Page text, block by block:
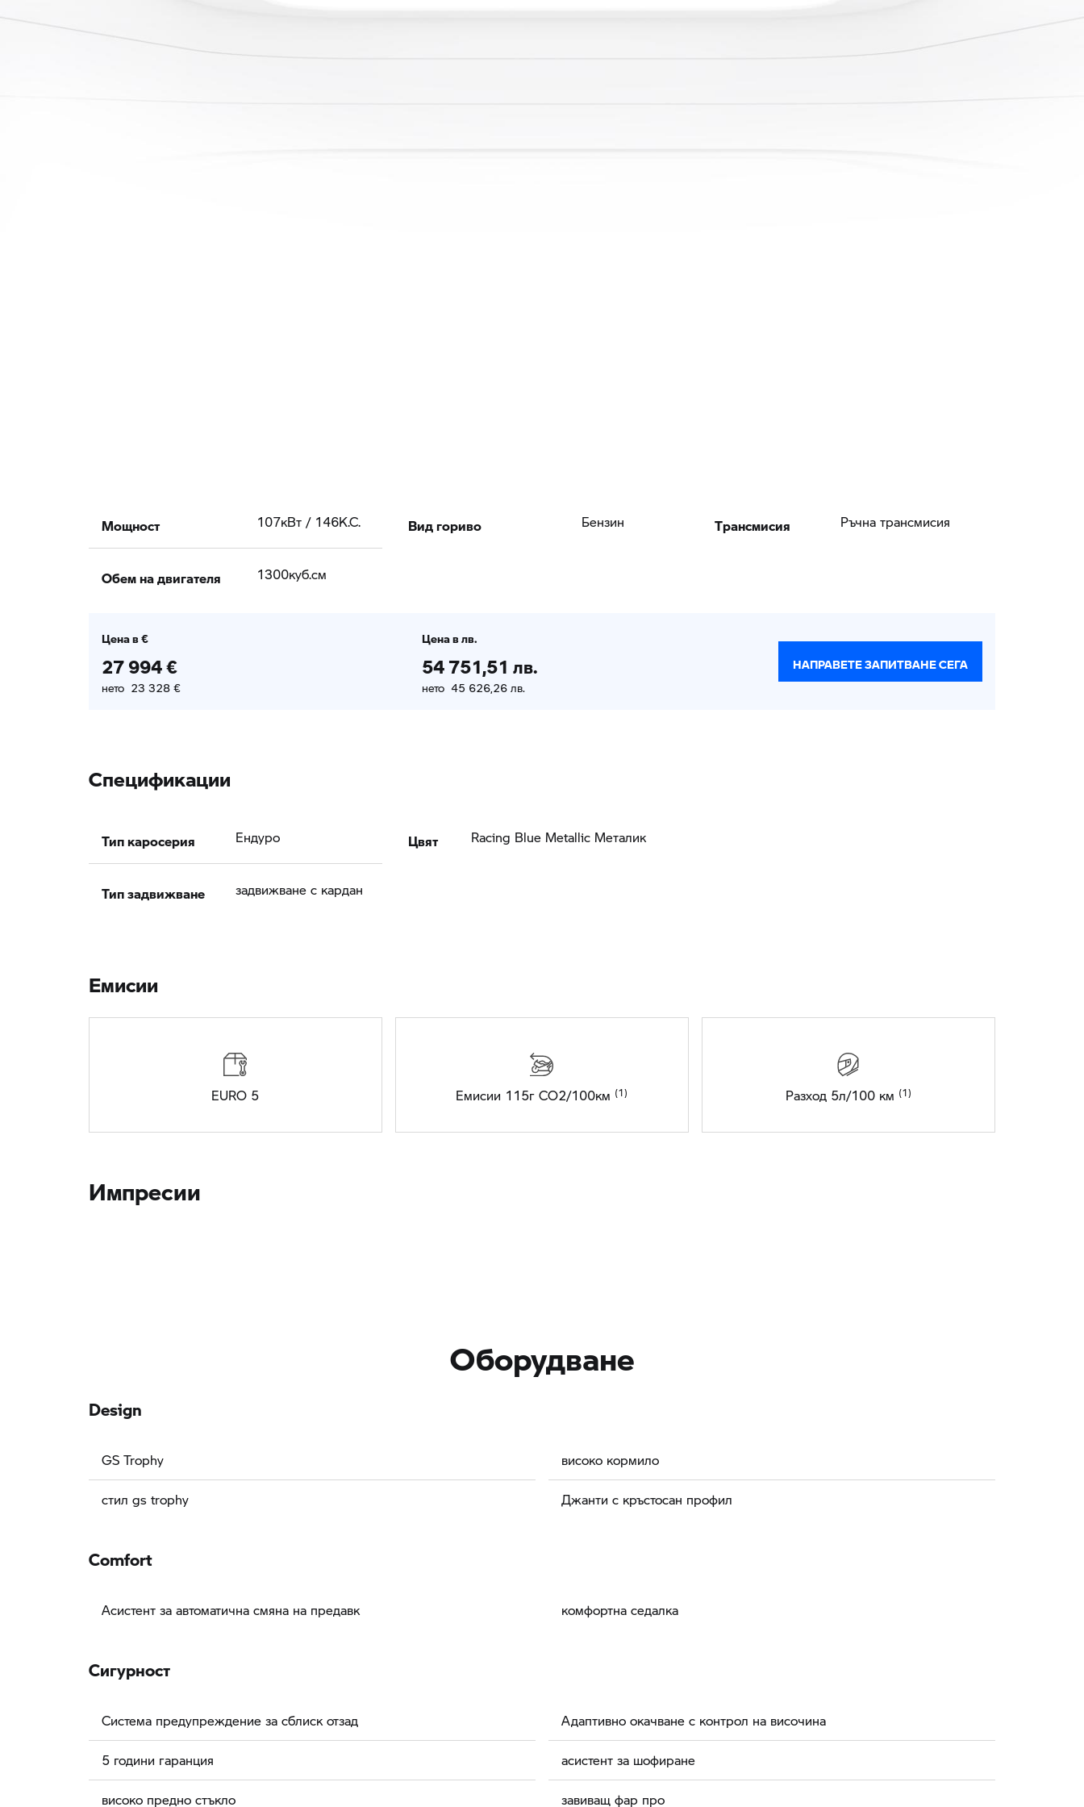
Мощност 107кВт / 146К.С.
Обем на двигателя 1300куб.cм
Вид гориво Бензин Tрансмисия Ръчна трансмисия
Цена в €
27 994 €
нето 23 328 €
Цена в лв.
54 751,51 лв.
нето 45 626,26 лв.
НАПРАВЕТЕ ЗАПИТВАНЕ СЕГА
Спецификации
Тип каросерия Ендуро
Тип задвижване задвижване с кардан
Цвят Racing Blue Metallic Meталик
Eмисии
EURO 5 Емисии 115г CO2/100км Разход 5л/100 км
Импресии
Оборудване
Design
GS Trophy
стил gs trophy
високо кормило
Джанти с кръстосан профил
Comfort
Асистент за автоматична смяна на предавк комфортна седалка
Сигурност
Система предупреждение за сблиск отзад
5 години гаранция
високо предно стъкло
Адаптивно окачване с контрол на височина
асистент за шофиране
завиващ фар про